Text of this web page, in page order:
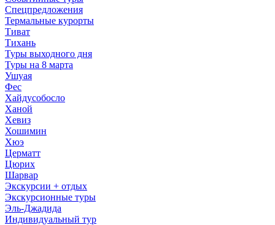
Спецпредложения
Термальные курорты
Тиват
Тихань
Туры выходного дня
Туры на 8 марта
Ушуая
Фес
Хайдусобосло
Ханой
Хевиз
Хошимин
Хюэ
Церматт
Цюрих
Шарвар
Экскурсии + отдых
Экскурсионные туры
Эль-Джадида
Индивидуальный тур